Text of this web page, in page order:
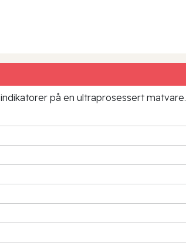
på en ultraprosessert matvare.